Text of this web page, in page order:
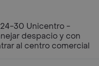
30 Unicentro -
despacio y con
al centro comercial